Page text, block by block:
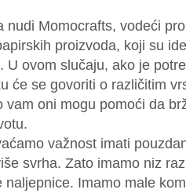
nudi Momocrafts, vodeći
proizvoda, koji su
U ovom slučaju, ako je
će se govoriti o različitim
vam oni mogu pomoći da
važnost imati
svrha. Zato imamo niz
naljepnice. Imamo male